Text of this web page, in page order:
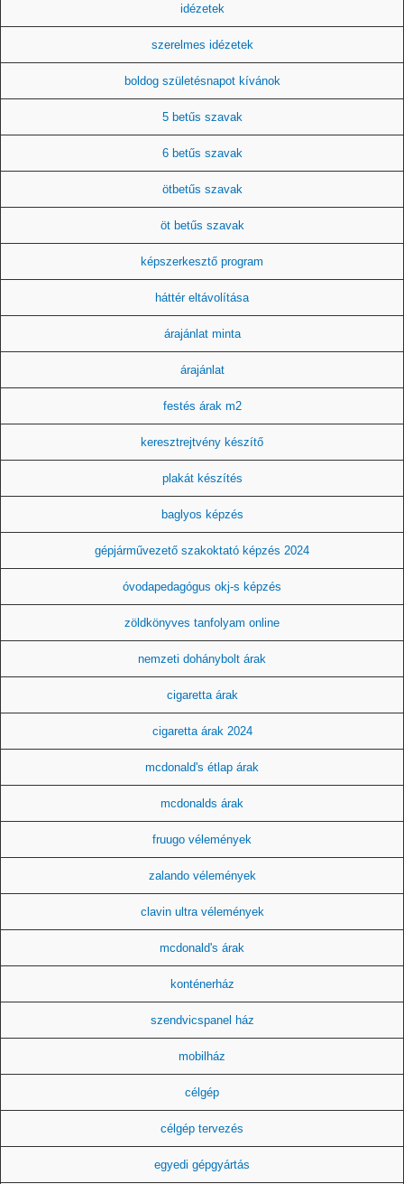
idézetek
szerelmes idézetek
boldog születésnapot kívánok
5 betűs szavak
6 betűs szavak
ötbetűs szavak
öt betűs szavak
képszerkesztő program
háttér eltávolítása
árajánlat minta
árajánlat
festés árak m2
keresztrejtvény készítő
plakát készítés
baglyos képzés
gépjárművezető szakoktató képzés 2024
óvodapedagógus okj-s képzés
zöldkönyves tanfolyam online
nemzeti dohánybolt árak
cigaretta árak
cigaretta árak 2024
mcdonald's étlap árak
mcdonalds árak
fruugo vélemények
zalando vélemények
clavin ultra vélemények
mcdonald's árak
konténerház
szendvicspanel ház
mobilház
célgép
célgép tervezés
egyedi gépgyártás